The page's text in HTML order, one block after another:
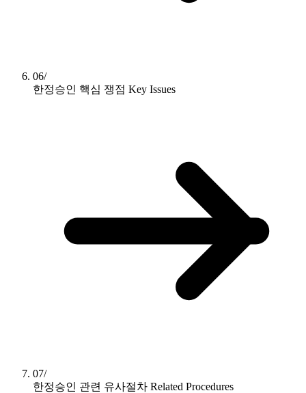
06/
한정승인 핵심 쟁점 Key Issues
07/
한정승인 관련 유사절차 Related Procedures